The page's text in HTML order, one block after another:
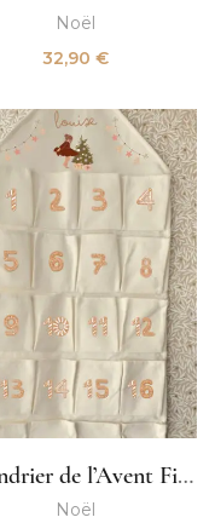
Noël
32,90 €
Calendrier de l’Avent Fille
Noël